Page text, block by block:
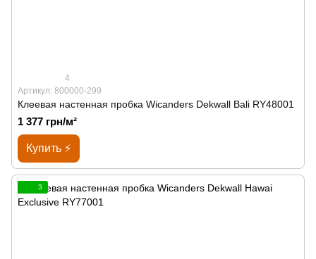
4
Артикул: 800000-299
Клеевая настенная пробка Wicanders Dekwall Bali RY48001
1 377 грн/м²
Купить ⚡
3